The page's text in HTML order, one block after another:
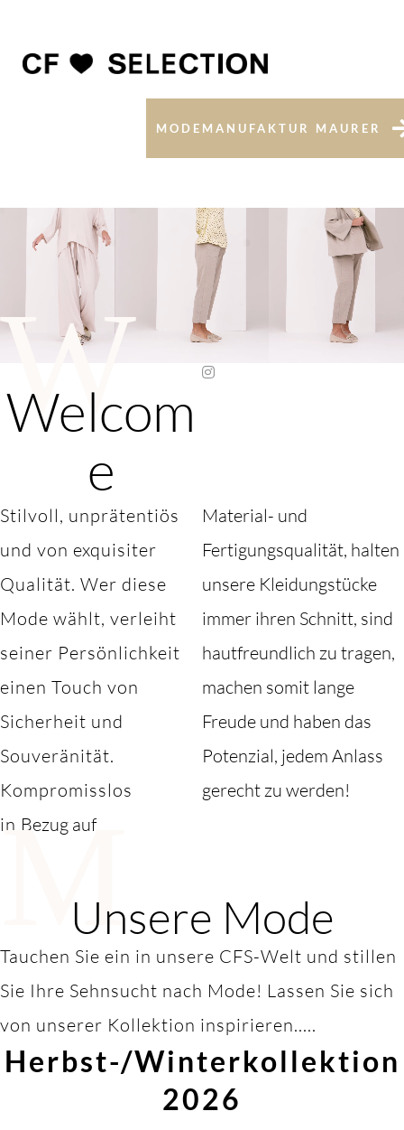
MODEMANUFAKTUR MAURER
W
Welcom
e
Stilvoll, unprätentiös
und von exquisiter
Qualität. Wer diese
Mode wählt, verleiht
seiner Persönlichkeit
einen Touch von
Sicherheit und
Souveränität.
Kompromisslos
in Bezug auf
Material- und
Fertigungsqualität, halten
unsere Kleidungstücke
immer ihren Schnitt, sind
hautfreundlich zu tragen,
machen somit lange
Freude und haben das
Potenzial, jedem Anlass
gerecht zu werden!
MUnsere Mode
Tauchen Sie ein in unsere CFS-Welt und stillen
Sie Ihre Sehnsucht nach Mode! Lassen Sie sich
von unserer Kollektion inspirieren.....
Herbst-/Winterkollektion
2026